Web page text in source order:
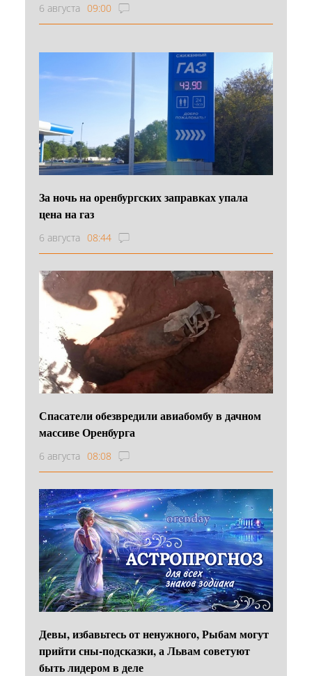
6 августа 09:00
За ночь на оренбургских заправках упала
цена на газ
6 августа 08:44
Спасатели обезвредили авиабомбу в дачном
массиве Оренбурга
6 августа 08:08
Девы, избавьтесь от ненужного, Рыбам могут
прийти сны-подсказки, а Львам советуют
быть лидером в деле